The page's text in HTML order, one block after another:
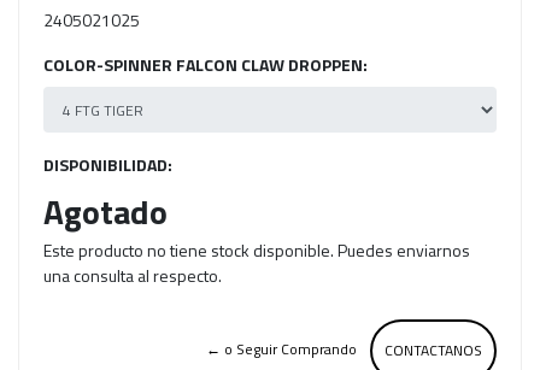
2405021025
COLOR-SPINNER FALCON CLAW DROPPEN:
DISPONIBILIDAD:
Agotado
Este producto no tiene stock disponible. Puedes enviarnos
una consulta al respecto.
CONTACTANOS
← o Seguir Comprando